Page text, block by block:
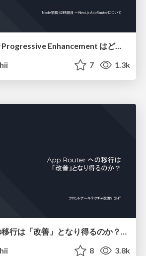
ServerAction で Progressive Enhancement はどこまで頑張れるか？ / progressive-enhancement-with-server-action
7 1.3k
App Router への移行は「改善」となり得るのか？/ Can migration to App Router be an improvement
8 3.8k